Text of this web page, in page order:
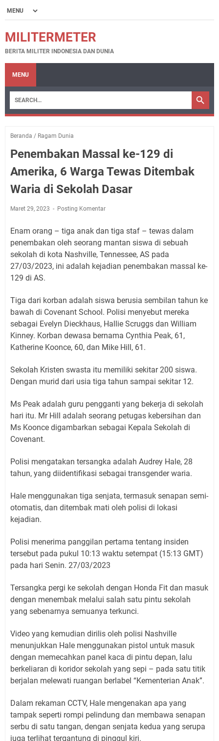
MILITERMETER
BERITA MILITER INDONESIA DAN DUNIA
MENU
Beranda / Ragam Dunia
Penembakan Massal ke-129 di
Amerika, 6 Warga Tewas Ditembak
Waria di Sekolah Dasar
Maret 29, 2023 Posting Komentar
Enam orang – tiga anak dan tiga staf – tewas dalam
penembakan oleh seorang mantan siswa di sebuah
sekolah di kota Nashville, Tennessee, AS pada
27/03/2023, ini adalah kejadian penembakan massal ke-
129 di AS.
Tiga dari korban adalah siswa berusia sembilan tahun ke
bawah di Covenant School. Polisi menyebut mereka
sebagai Evelyn Dieckhaus, Hallie Scruggs dan William
Kinney. Korban dewasa bernama Cynthia Peak, 61,
Katherine Koonce, 60, dan Mike Hill, 61.
Sekolah Kristen swasta itu memiliki sekitar 200 siswa.
Dengan murid dari usia tiga tahun sampai sekitar 12.
Ms Peak adalah guru pengganti yang bekerja di sekolah
hari itu. Mr Hill adalah seorang petugas kebersihan dan
Ms Koonce digambarkan sebagai Kepala Sekolah di
Covenant.
Polisi mengatakan tersangka adalah Audrey Hale, 28
tahun, yang diidentifikasi sebagai transgender waria.
Hale menggunakan tiga senjata, termasuk senapan semi-
otomatis, dan ditembak mati oleh polisi di lokasi
kejadian.
Polisi menerima panggilan pertama tentang insiden
tersebut pada pukul 10:13 waktu setempat (15:13 GMT)
pada hari Senin. 27/03/2023
Tersangka pergi ke sekolah dengan Honda Fit dan masuk
dengan menembak melalui salah satu pintu sekolah
yang sebenarnya semuanya terkunci.
Video yang kemudian dirilis oleh polisi Nashville
menunjukkan Hale menggunakan pistol untuk masuk
dengan memecahkan panel kaca di pintu depan, lalu
berkeliaran di koridor sekolah yang sepi – pada satu titik
berjalan melewati ruangan berlabel “Kementerian Anak”.
Dalam rekaman CCTV, Hale mengenakan apa yang
tampak seperti rompi pelindung dan membawa senapan
serbu di satu tangan, dengan senjata kedua yang serupa
juga terlihat tergantung di pinggul kiri.